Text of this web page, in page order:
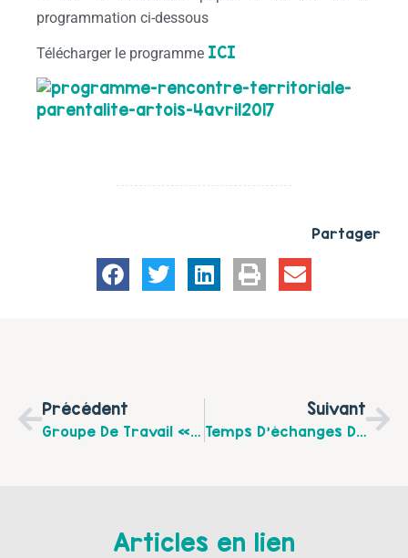
programmation ci-dessous
Télécharger le programme ICI
Partager
Précédent
Groupe De Travail « Pas Facile Le Métier De Parents! »
Suivant
Temps D’échanges Du Midi « Bienveillance Et Bientraitance » Après Les Comités Locaux Du Ternois Bruaysis – 2016/2017
Articles en lien